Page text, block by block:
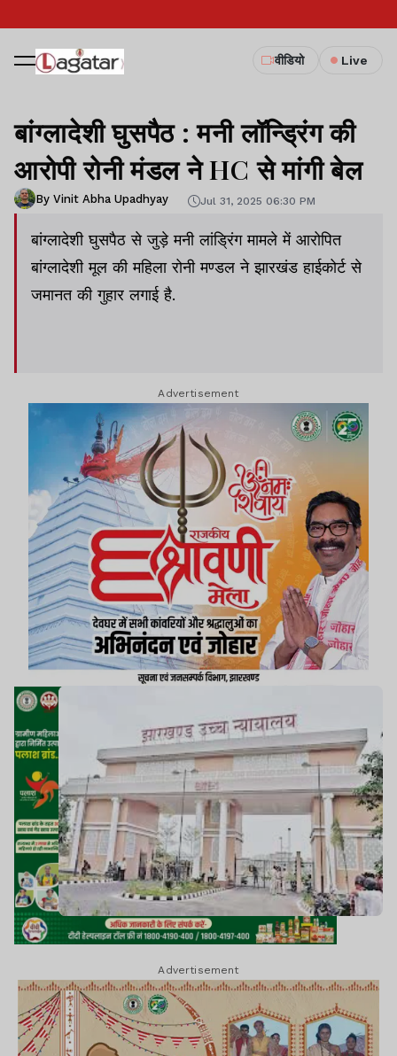
वीडियो Live
बांग्लादेशी घुसपैठ : मनी लॉन्ड्रिंग की
आरोपी रोनी मंडल ने HC से मांगी बेल
By Vinit Abha Upadhyay Jul 31, 2025 06:30 PM
बांग्लादेशी घुसपैठ से जुड़े मनी लांड्रिंग मामले में आरोपित
बांग्लादेशी मूल की महिला रोनी मण्डल ने झारखंड हाईकोर्ट से
जमानत की गुहार लगाई है.
Advertisement
Advertisement